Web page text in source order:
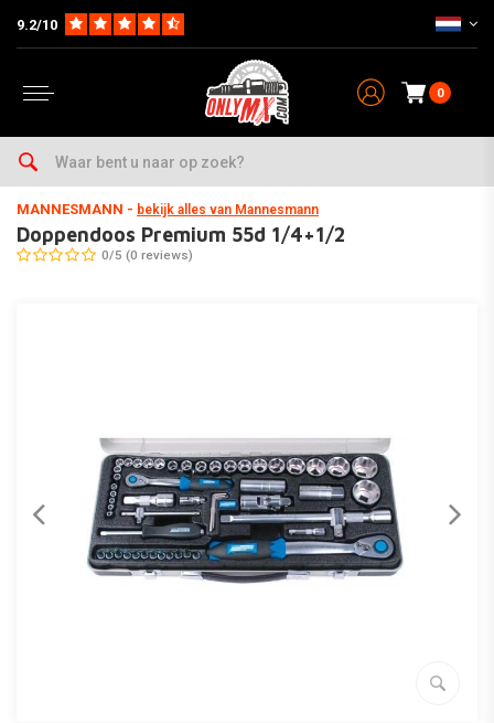
9.2/10
0
Home Onderhoud & Werkplaats
MANNESMANN - bekijk alles van Mannesmann
Doppendoos Premium 55d 1/4+1/2
0/5 (0 reviews)